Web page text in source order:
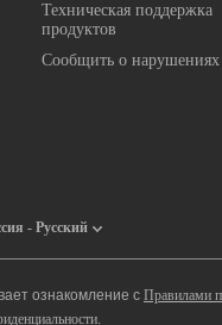
Техническая поддержка
продуктов
Сообщить о нарушениях
- Русский
ознакомление с Правилами
.